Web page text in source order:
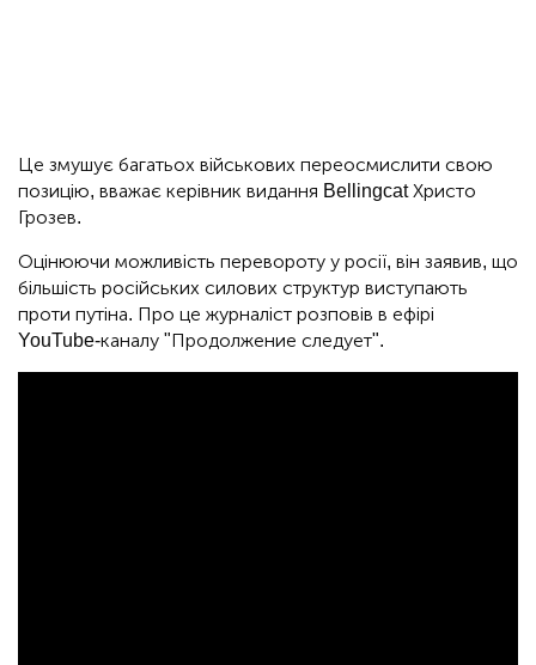
Це змушує багатьох військових переосмислити свою
позицію, вважає керівник видання Bellingcat Христо
Грозев.
Оцінюючи можливість перевороту у росії, він заявив, що
більшість російських силових структур виступають
проти путіна. Про це журналіст розповів в ефірі
YouTube-каналу "Продолжение следует".